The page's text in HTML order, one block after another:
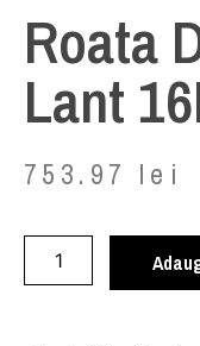
Roata
Lant
753.97 lei